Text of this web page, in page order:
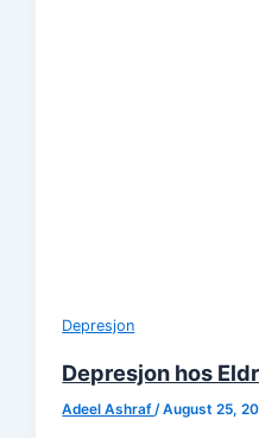
Depresjon
Depresjon hos
Adeel Ashraf/August 25,